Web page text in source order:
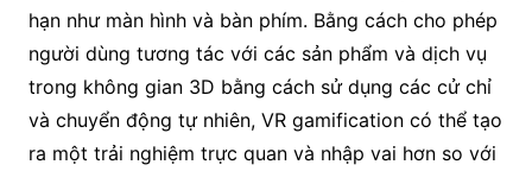
hạn như màn hình và bàn phím. Bằng cách cho phép
người dùng tương tác với các sản phẩm và dịch vụ
trong không gian 3D bằng cách sử dụng các cử chỉ
và chuyển động tự nhiên, VR gamification có thể tạo
ra một trải nghiệm trực quan và nhập vai hơn so với